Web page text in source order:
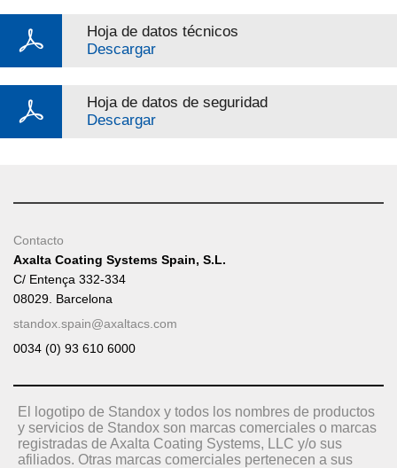
Hoja de datos técnicos
Descargar
Hoja de datos de seguridad
Descargar
Contacto
Axalta Coating Systems Spain, S.L.
C/ Entença 332-334
08029. Barcelona
standox.spain@axaltacs.com
0034 (0) 93 610 6000
El logotipo de Standox y todos los nombres de productos
y servicios de Standox son marcas comerciales o marcas
registradas de Axalta Coating Systems, LLC y/o sus
afiliados. Otras marcas comerciales pertenecen a sus